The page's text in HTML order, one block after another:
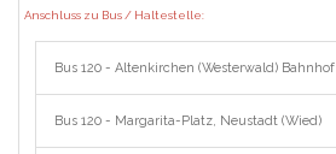
Anschluss zu Bus / Haltestelle:
Bus 120 - Altenkirchen (Westerwald) Bahnhof
Bus 120 - Margarita-Platz, Neustadt (Wied)